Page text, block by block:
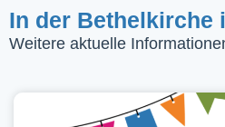
In der Bethelkirche
Weitere aktuelle